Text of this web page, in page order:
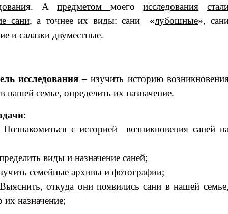
я. Апредметом моегоисследования
сани, а точнее их виды: сани «лубошные»,
исалазки двуместные.
исследования – изучить историю
нашей семье, определить их назначение.
:
с историей возникновения саней
виды и назначение саней;
семейные архивы и фотографии;
откуда они появились сани в нашей
их назначение;